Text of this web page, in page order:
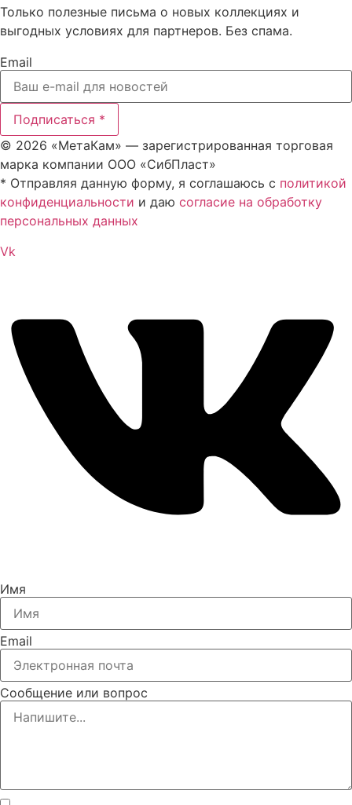
Только полезные письма о новых коллекциях и
выгодных условиях для партнеров. Без спама.
Email
Подписаться *
© 2026 «МетаКам» — зарегистрированная торговая
марка компании ООО «СибПласт»
* Отправляя данную форму, я соглашаюсь с политикой
конфиденциальности и даю согласие на обработку
персональных данных
Vk
Имя
Email
Сообщение или вопрос